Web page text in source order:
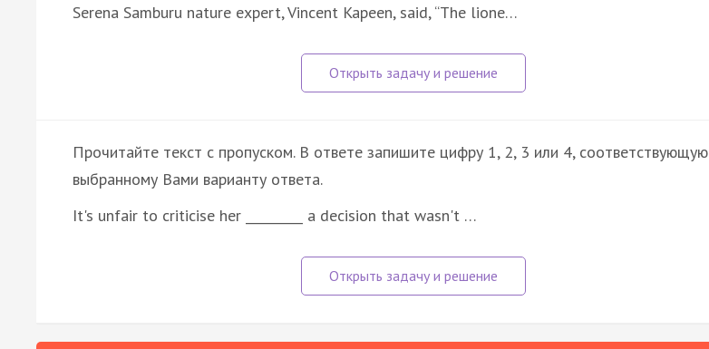
Serena Samburu nature expert, Vincent Kapeen, said, “The lione…
Прочитайте текст с пропуском. В ответе запишите цифру 1, 2, 3 или 4, соответствующую
выбранному Вами варианту ответа.
It's unfair to criticise her _________ a decision that wasn't …